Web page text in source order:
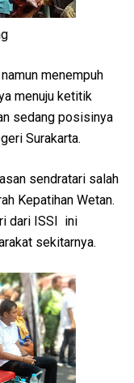
menempuh
menuju ketitik
sedang posisinya
Surakarta.
sendratari salah
Kepatihan Wetan.
dari ISSI ini
sekitarnya.